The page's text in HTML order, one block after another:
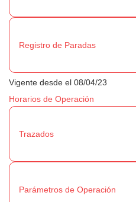
Registro de Paradas
Vigente desde el 08/04/23
Horarios de Operación
Trazados
Parámetros de Operación